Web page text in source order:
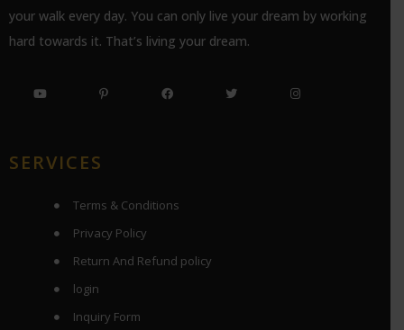
your walk every day. You can only live your dream by working
hard towards it. That’s living your dream.
SERVICES
Terms & Conditions
Privacy Policy
Return And Refund policy
login
Inquiry Form